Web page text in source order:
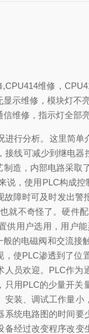
维修，
示维修，模块灯
维修，指示灯全部
行分析。这里简
线可减少到继电
造，内部电路采
说，使用PLC构成
障时可及时发出
就不奇怪了。硬件
供用户选用，用户
的电磁阀和交流
使PLC渗透到了
员欢迎。PLC作
用PLC的少量开
装、调试工作量
统电路图的时间
经过改变程序改